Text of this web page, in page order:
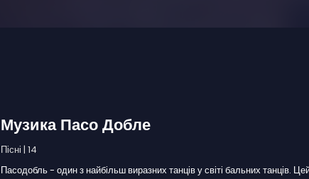
Музика Пасо Добле
Пісні | 14
Пасодобль - один з найбільш виразних танців у світі бальних танців.